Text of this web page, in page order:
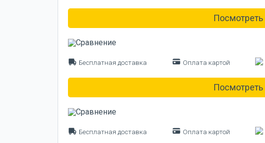
Посмотреть
Бесплатная доставка Оплата картой
Посмотреть
Бесплатная доставка Оплата картой